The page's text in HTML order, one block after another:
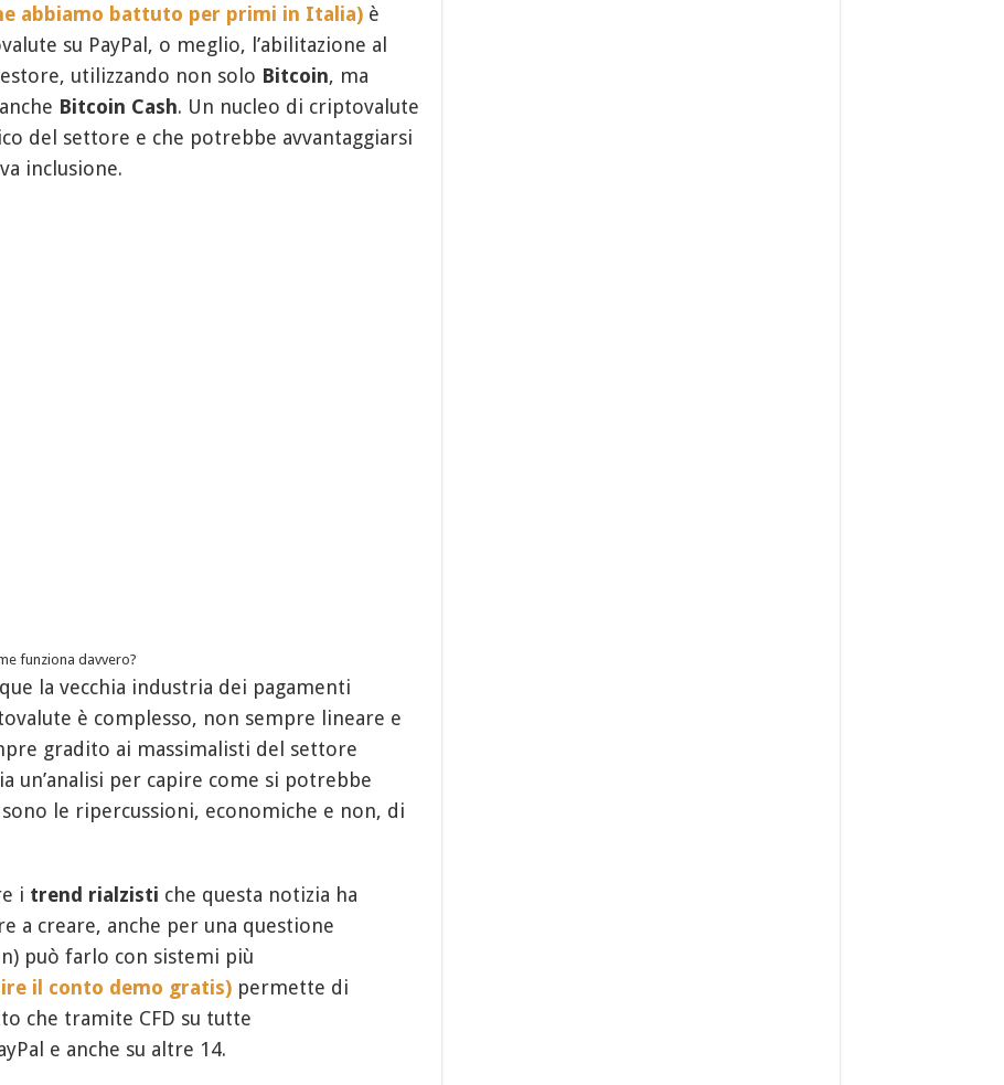
abbiamo battuto per primi in Italia)è
su PayPal, o meglio, l’abilitazione al
utilizzando non solo Bitcoin, ma
Bitcoin Cash. Un nucleo di criptovalute
del settore e che potrebbe avvantaggiarsi
inclusione.
funziona davvero?
la vecchia industria dei pagamenti
è complesso, non sempre lineare e
gradito ai massimalisti del settore
un’analisi per capire come si potrebbe
le ripercussioni, economiche e non, di
i trend rialzisti che questa notizia ha
a creare, anche per una questione
può farlo con sistemi più
il conto demo gratis)permette di
che tramite CFD su tutte
e anche su altre 14.